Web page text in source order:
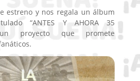
estreno y nos regala un álbum
“ANTES Y AHORA 35
proyecto que promete